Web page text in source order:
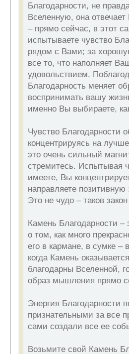
Благодарности, не
Вселенную, она
– прямо сейчас, в этот
испытываете чувство
рядом с Вами; за
все то, что наполняет
удовольствием.
Благодарность меняет
воспринимать вашу
именно Вы выбираете,
Чувство Благодарности
концентрируясь на
это очень сильный
стремитесь. Испытывая
имеете, Вы
направляете
Это не чудо – таков
Камень Благодарности
о том, как много
его в кармане, в сумке
когда Камень
благодарны Вселенной,
образ мышления прямо
Энергия Благодарности
признательными за все
сами создали все ее
Возьмите свой Камень